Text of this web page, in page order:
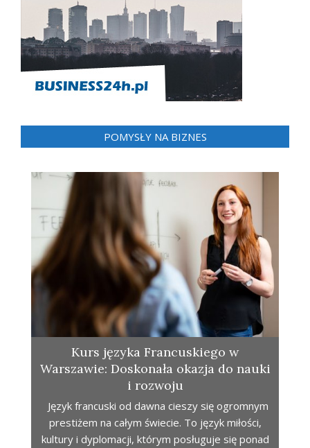
POMYSŁY NA BIZNES
Kurs języka Francuskiego w
Warszawie: Doskonała okazja do nauki
i rozwoju
Język francuski od dawna cieszy się ogromnym
prestiżem na całym świecie. To język miłości,
kultury i dyplomacji, którym posługuje się ponad